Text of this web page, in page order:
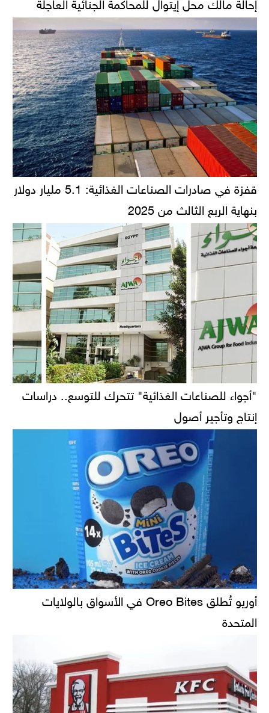
قفزة في صادرات الصناعات الغذائية: 5.1 مليار دولار
بنهاية الربع الثالث من 2025
"أجواء للصناعات الغذائية" تتحرك للتوسع.. دراسات
إنتاج وتأجير أصول
أوريو تُطلق Oreo Bites في الأسواق بالولايات
المتحدة